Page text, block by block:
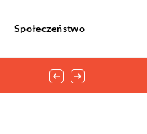
Społeczeństwo